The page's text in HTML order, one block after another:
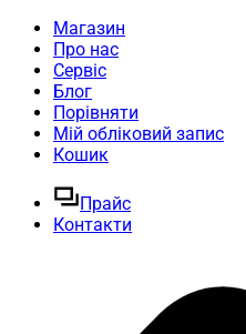
Магазин
Про нас
Сервіс
Блог
Порівняти
Мій обліковий запис
Кошик
Прайс
Контакти